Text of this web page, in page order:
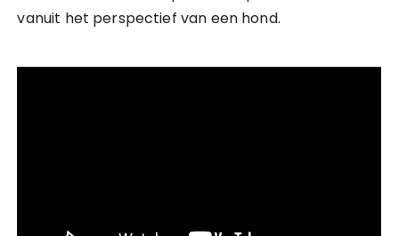
vanuit het perspectief van een hond.